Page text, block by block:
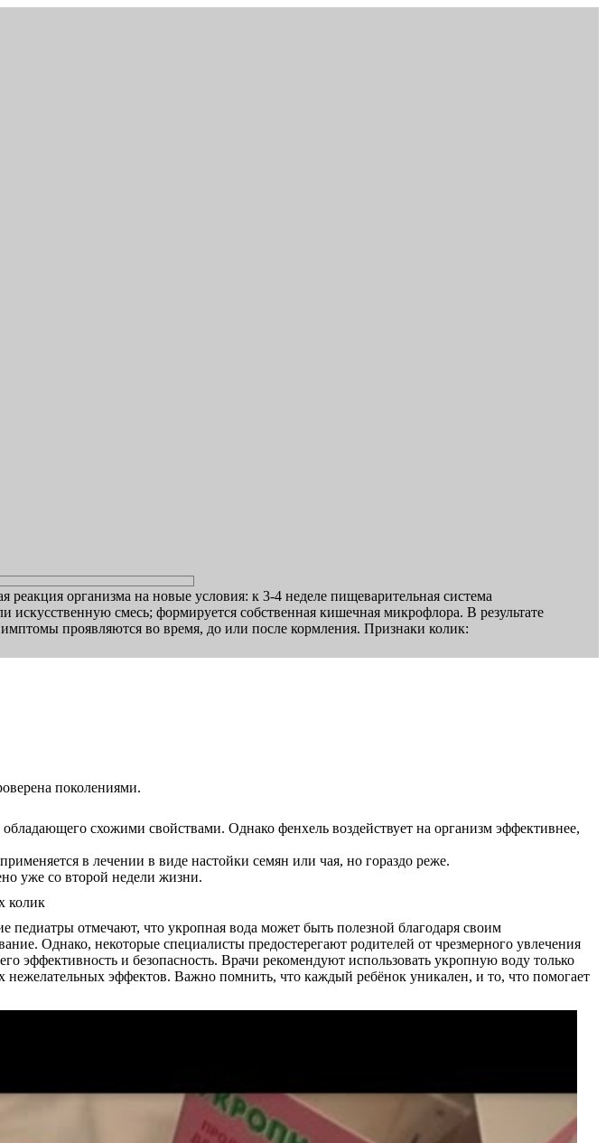
организма на новые условия: к 3-4 неделе пищеварительная система
смесь; формируется собственная кишечная микрофлора. В результате
проявляются во время, до или после кормления. Признаки колик:
поколениями.
схожими свойствами. Однако фенхель воздействует на организм эффективнее,
в лечении в виде настойки семян или чая, но гораздо реже.
уже со второй недели жизни.
отмечают, что укропная вода может быть полезной благодаря своим
Однако, некоторые специалисты предостерегают родителей от чрезмерного увлечения
эффективность и безопасность. Врачи рекомендуют использовать укропную воду только
эффектов. Важно помнить, что каждый ребёнок уникален, и то, что помогает